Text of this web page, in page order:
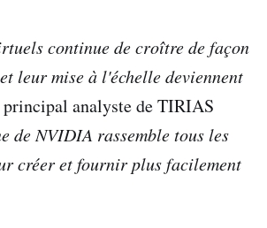
continue de croître de façon
leur mise à l'échelle deviennent
analyste de TIRIAS
de NVIDIA rassemble tous les
créer et fournir plus facilement